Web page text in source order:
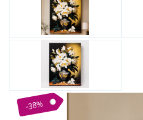
Destinatari
Bijuterii Femei
Bijuterii Copii
Bijuterii Mirese
-38%